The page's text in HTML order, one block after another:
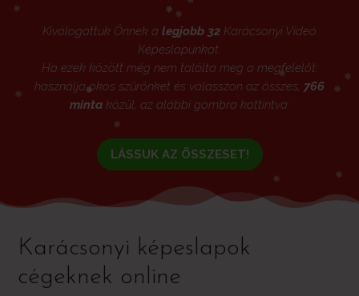
Kiválogattuk Önnek a legjobb 32 Karácsonyi Videó
Képeslapunkat.
Ha ezek között még nem találta meg a megfelelőt:
használja okos szűrőnket és válasszon az összes, 766
mintaközül, az alábbi gombra kattintva:
LÁSSUK AZ ÖSSZESET!
Karácsonyi képeslapok
cégeknek online